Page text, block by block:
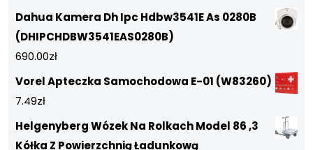
Dahua Kamera Dh Ipc Hdbw3541E As 0280B
(DHIPCHDBW3541EAS0280B)
690.00zł
Vorel Apteczka Samochodowa E-01 (W83260)
7.49zł
Helgenyberg Wózek Na Rolkach Model 86 ,3
Kółka Z Powierzchnią Ładunkową